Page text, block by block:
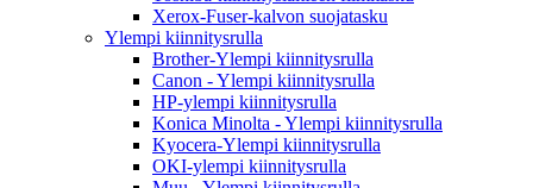
Xerox-Fuser-kalvon suojatasku
Ylempi kiinnitysrulla
Brother-Ylempi kiinnitysrulla
Canon - Ylempi kiinnitysrulla
HP-ylempi kiinnitysrulla
Konica Minolta - Ylempi kiinnitysrulla
Kyocera-Ylempi kiinnitysrulla
OKI-ylempi kiinnitysrulla